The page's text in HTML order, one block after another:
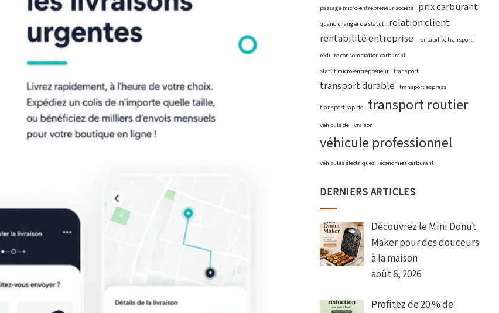
passage micro-entrepreneur société prix carburant
quand changer de statut relation client
rentabilité entreprise
rentabilité transport
réduire consommation carburant
statut micro-entrepreneur transport
transport durable transport express
transport rapide transport routier
véhicule de livraison
véhicule professionnel
véhicules électriques économies carburant
DERNIERS ARTICLES
Découvrez le Mini Donut
Maker pour des douceurs
à la maison
août 6, 2026
Profitez de 20 % de